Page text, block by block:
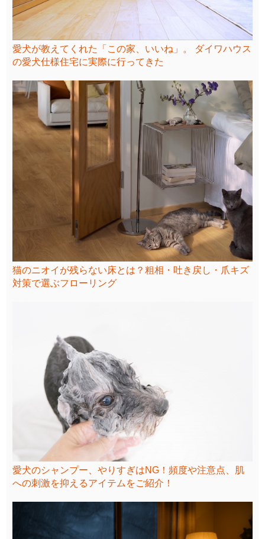
愛犬が教えてくれた「この家、いいね」。 ダイワハウス
の愛犬仕様住宅に実際に行ってきた
猫のニオイが残らない床とは？粗相・吐き戻し・爪キズ
対策で選ぶフローリング
愛犬のシャンプー、やりすぎはNG！頻度や注意点、肌
への刺激を抑えるアイテムをご紹介！